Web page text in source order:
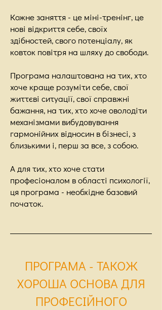
Кожне заняття - це міні-тренінг, це
нові відкриття себе, своїх
здібностей, свого потенціалу, як
ковток повітря на шляху до свободи.
Програма налаштована на тих, хто
хоче краще розуміти себе, свої
життєві ситуації, свої справжні
бажання, на тих, хто хоче оволодіти
механізмами вибудовування
гармонійних відносин в бізнесі, з
близькими і, перш за все, з собою.
А для тих, хто хоче стати
професіоналом в області психології,
ця програма - необхідне базовий
початок.
ПРОГРАМА - ТАКОЖ
ХОРОША ОСНОВА ДЛЯ
ПРОФЕСІЙНОГО